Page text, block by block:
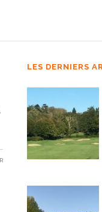
LES DERNIERS